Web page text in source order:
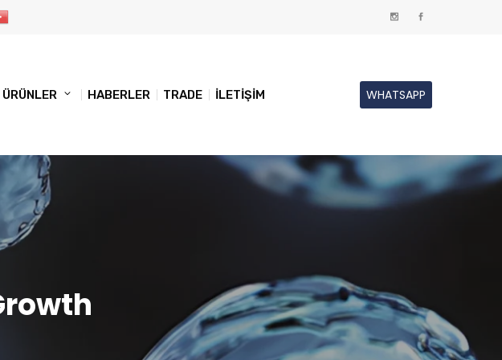
ÜRÜNLER HABERLER TRADE İLETİŞİM WHATSAPP